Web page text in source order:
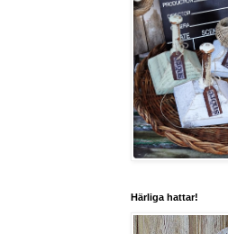
Härliga hattar!